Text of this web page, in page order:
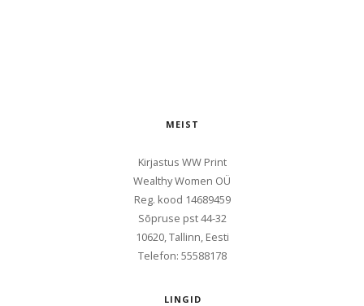
MEIST
Kirjastus WW Print
Wealthy Women OÜ
Reg. kood 14689459
Sōpruse pst 44-32
10620, Tallinn, Eesti
Telefon: 55588178
LINGID